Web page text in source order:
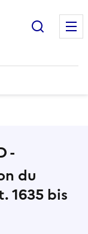
-
du
1635 bis